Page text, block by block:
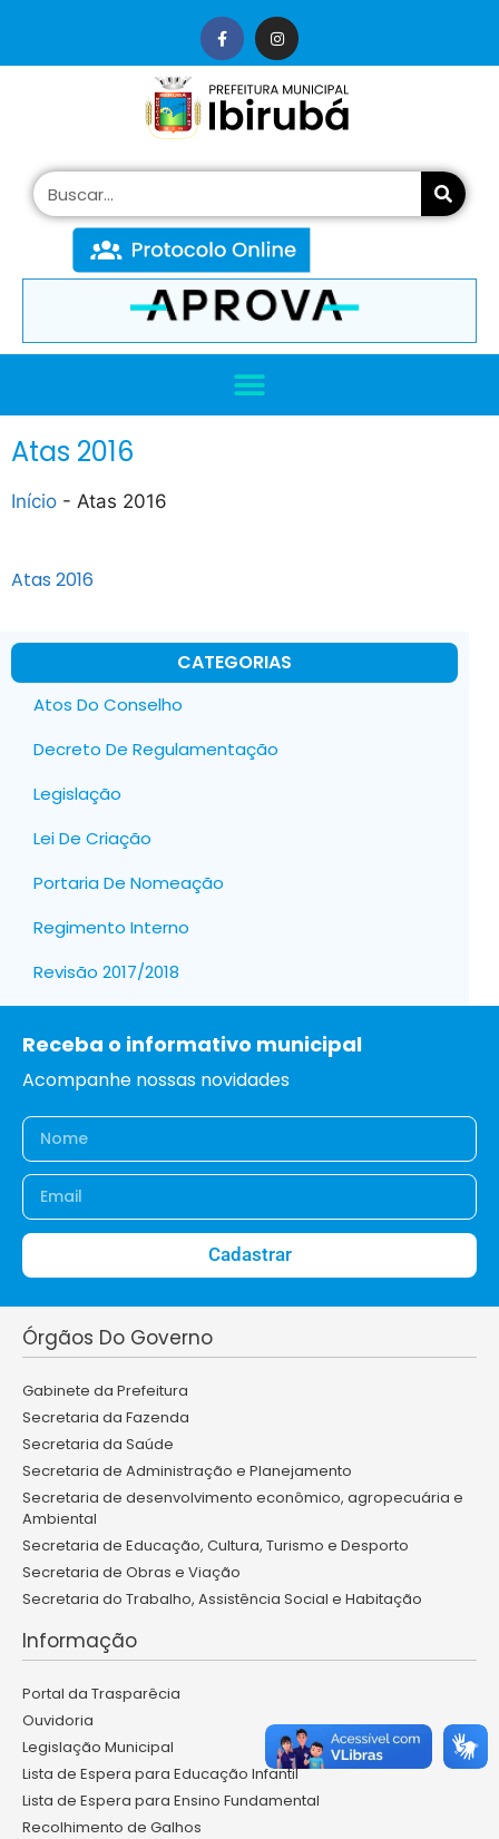
Atas 2016
Início - Atas 2016
Atas 2016
CATEGORIAS
Atos Do Conselho
Decreto De Regulamentação
Legislação
Lei De Criação
Portaria De Nomeação
Regimento Interno
Revisão 2017/2018
Receba o informativo municipal
Acompanhe nossas novidades
Cadastrar
Órgãos Do Governo
Gabinete da Prefeitura
Secretaria da Fazenda
Secretaria da Saúde
Secretaria de Administração e Planejamento
Secretaria de desenvolvimento econômico, agropecuária e
Ambiental
Secretaria de Educação, Cultura, Turismo e Desporto
Secretaria de Obras e Viação
Secretaria do Trabalho, Assistência Social e Habitação
Informação
Portal da Trasparêcia
Ouvidoria
Legislação Municipal
Lista de Espera para Educação Infantil
Lista de Espera para Ensino Fundamental
Recolhimento de Galhos